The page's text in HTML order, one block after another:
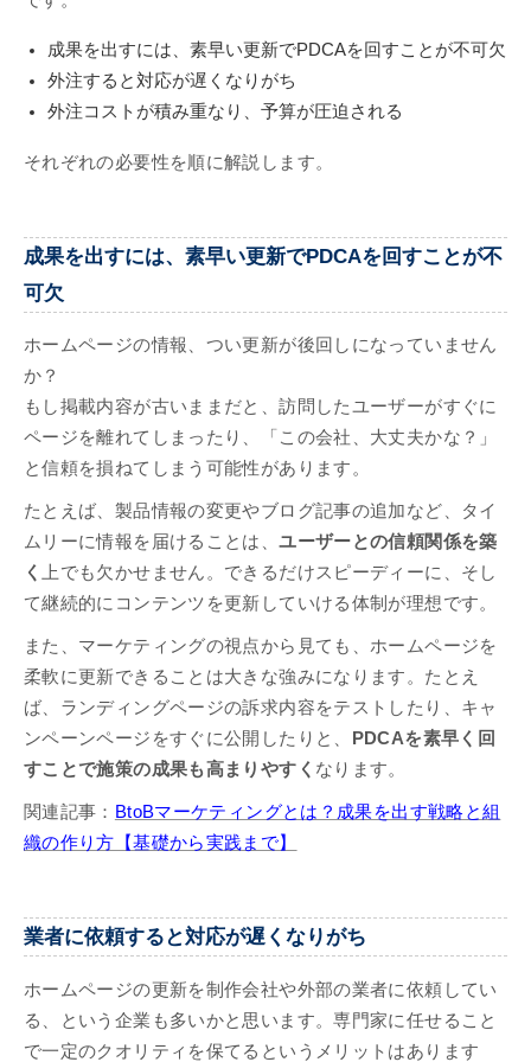
成果を出すには、素早い更新でPDCAを回すことが不可欠
外注すると対応が遅くなりがち
外注コストが積み重なり、予算が圧迫される
それぞれの必要性を順に解説します。
成果を出すには、素早い更新でPDCAを回すことが不
可欠
ホームページの情報、つい更新が後回しになっていません
か？
もし掲載内容が古いままだと、訪問したユーザーがすぐに
ページを離れてしまったり、「この会社、大丈夫かな？」
と信頼を損ねてしまう可能性があります。
たとえば、製品情報の変更やブログ記事の追加など、タイ
ムリーに情報を届けることは、ユーザーとの信頼関係を築
く
上でも欠かせません。できるだけスピーディーに、そし
て継続的にコンテンツを更新していける体制が理想です。
また、マーケティングの視点から見ても、ホームページを
柔軟に更新できることは大きな強みになります。たとえ
ば、ランディングページの訴求内容をテストしたり、キャ
ンペーンページをすぐに公開したりと、
PDCAを素早く回
すことで施策の成果も高まりやすく なります。
関連記事： BtoBマーケティングとは？成果を出す戦略と組
織の作り方【基礎から実践まで】
業者に依頼すると対応が遅くなりがち
ホームページの更新を制作会社や外部の業者に依頼してい
る、という企業も多いかと思います。専門家に任せること
で一定のクオリティを保てるというメリットはあります